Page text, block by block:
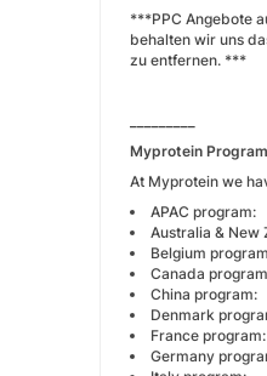
***PPC Angebote
behalten wir uns
zu entfernen. ***
Myprotein
At Myprotein we
APAC program:
Australia &
Belgium
Canada
China
Denmark
France
Germany